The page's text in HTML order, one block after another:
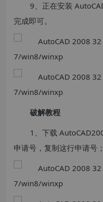
9、正在安装
完成即可。
破解教程
1、下载
申请号，复制这行申请号；